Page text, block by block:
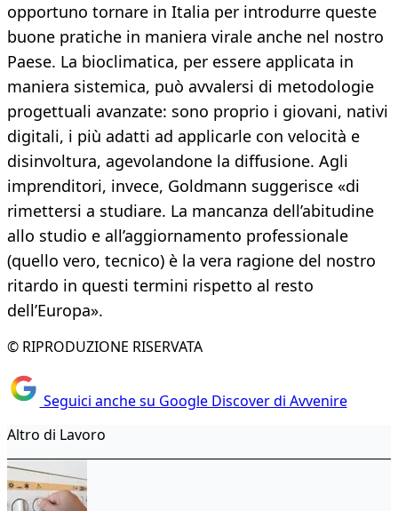
opportuno tornare in Italia per introdurre queste
buone pratiche in maniera virale anche nel nostro
Paese. La bioclimatica, per essere applicata in
maniera sistemica, può avvalersi di metodologie
progettuali avanzate: sono proprio i giovani, nativi
digitali, i più adatti ad applicarle con velocità e
disinvoltura, agevolandone la diffusione. Agli
imprenditori, invece, Goldmann suggerisce «di
rimettersi a studiare. La mancanza dell’abitudine
allo studio e all’aggiornamento professionale
(quello vero, tecnico) è la vera ragione del nostro
ritardo in questi termini rispetto al resto
dell’Europa».
© RIPRODUZIONE RISERVATA
Seguici anche su Google Discover di Avvenire
Altro di Lavoro